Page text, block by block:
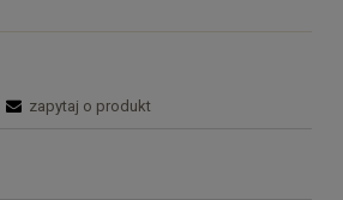
zapytaj o produkt